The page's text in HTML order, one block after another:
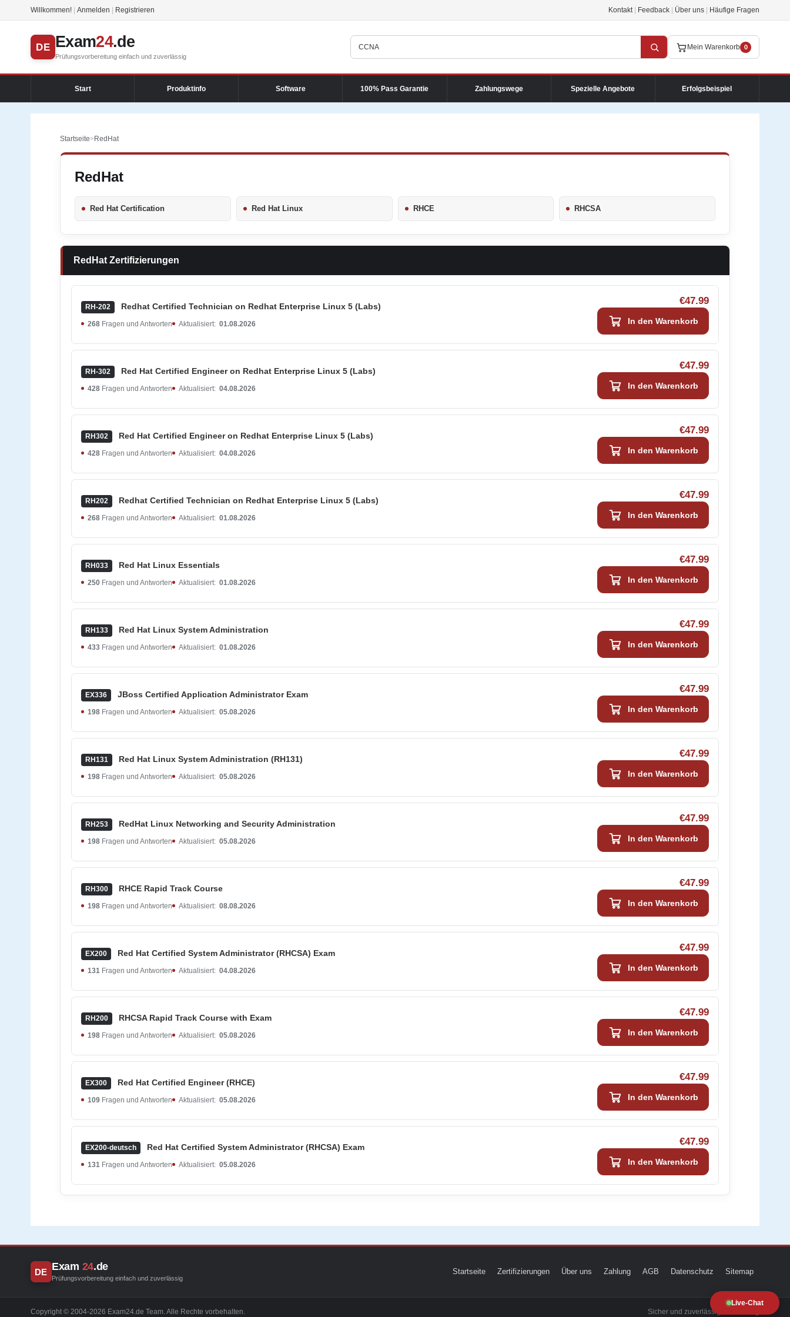
Willkommen! Anmelden Registrieren Kontakt Feedback Über uns Häufige Fragen
DE Exam24.de
Prüfungsvorbereitung einfach und zuverlässig
Mein Warenkorb 0
Start Produktinfo Software 100% Pass Garantie Zahlungswege Spezielle Angebote Erfolgsbeispiel
Live-Chat
Startseite>RedHat
RedHat
Red Hat Certification Red Hat Linux RHCE RHCSA
RedHat Zertifizierungen
RH-202 Redhat Certified Technician on Redhat Enterprise Linux 5 (Labs)
268 Fragen und Antworten Aktualisiert: 01.08.2026
€47.99
In den Warenkorb
RH-302 Red Hat Certified Engineer on Redhat Enterprise Linux 5 (Labs)
428 Fragen und Antworten Aktualisiert: 04.08.2026
€47.99
In den Warenkorb
RH302 Red Hat Certified Engineer on Redhat Enterprise Linux 5 (Labs)
428 Fragen und Antworten Aktualisiert: 04.08.2026
€47.99
In den Warenkorb
RH202 Redhat Certified Technician on Redhat Enterprise Linux 5 (Labs)
268 Fragen und Antworten Aktualisiert: 01.08.2026
€47.99
In den Warenkorb
RH033 Red Hat Linux Essentials
250 Fragen und Antworten Aktualisiert: 01.08.2026
€47.99
In den Warenkorb
RH133 Red Hat Linux System Administration
433 Fragen und Antworten Aktualisiert: 01.08.2026
€47.99
In den Warenkorb
EX336 JBoss Certified Application Administrator Exam
198 Fragen und Antworten Aktualisiert: 05.08.2026
€47.99
In den Warenkorb
RH131 Red Hat Linux System Administration (RH131)
198 Fragen und Antworten Aktualisiert: 05.08.2026
€47.99
In den Warenkorb
RH253 RedHat Linux Networking and Security Administration
198 Fragen und Antworten Aktualisiert: 05.08.2026
€47.99
In den Warenkorb
RH300 RHCE Rapid Track Course
198 Fragen und Antworten Aktualisiert: 08.08.2026
€47.99
In den Warenkorb
EX200 Red Hat Certified System Administrator (RHCSA) Exam
131 Fragen und Antworten Aktualisiert: 04.08.2026
€47.99
In den Warenkorb
RH200 RHCSA Rapid Track Course with Exam
198 Fragen und Antworten Aktualisiert: 05.08.2026
€47.99
In den Warenkorb
EX300 Red Hat Certified Engineer (RHCE)
109 Fragen und Antworten Aktualisiert: 05.08.2026
€47.99
In den Warenkorb
EX200-deutsch Red Hat Certified System Administrator (RHCSA) Exam
131 Fragen und Antworten Aktualisiert: 05.08.2026
€47.99
In den Warenkorb
DE Exam 24.de
Prüfungsvorbereitung einfach und zuverlässig
Startseite Zertifizierungen Über uns Zahlung AGB Datenschutz Sitemap
Copyright © 2004-2026 Exam24.de Team. Alle Rechte vorbehalten. Sicher und zuverlässig zur Prüfung